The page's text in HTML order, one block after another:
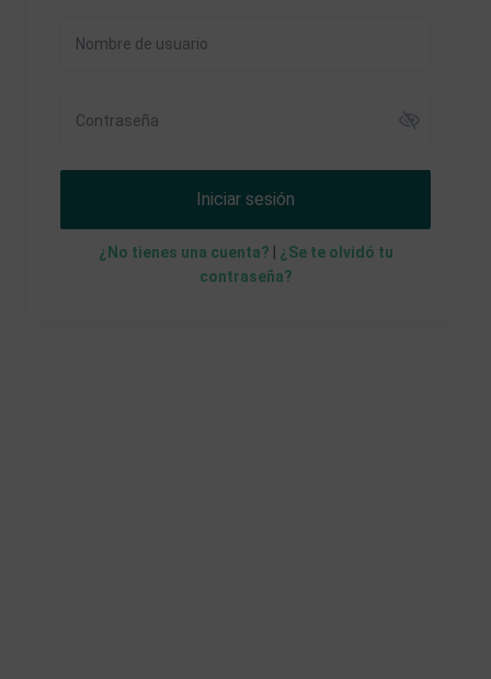
Iniciar sesión
¿No tienes una cuenta?
¿Se te olvidó tu
contraseña?